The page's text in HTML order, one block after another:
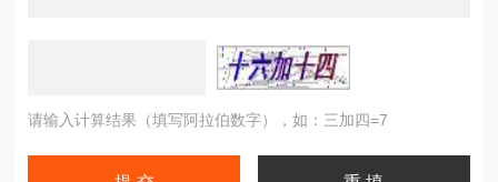
请输入计算结果（填写阿拉伯数字），如：三加四=7